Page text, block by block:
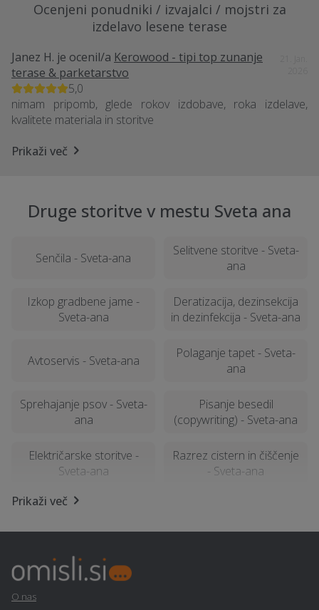
Ocenjeni ponudniki / izvajalci / mojstri za
izdelavo lesene terase
Janez H. je ocenil/a Kerowood - tipi top zunanje
terase & parketarstvo
5,0
nimam pripomb, glede rokov izdobave, roka izdelave,
kvalitete materiala in storitve
Prikaži več
Druge storitve v mestu Sveta ana
Senčila - Sveta-ana
Selitvene storitve - Sveta-
ana
Izkop gradbene jame -
Sveta-ana
Deratizacija, dezinsekcija
in dezinfekcija - Sveta-ana
Avtoservis - Sveta-ana
Polaganje tapet - Sveta-
ana
Sprehajanje psov - Sveta-
ana
Pisanje besedil
(copywriting) - Sveta-ana
Električarske storitve -
Sveta-ana
Razrez cistern in čiščenje
- Sveta-ana
Izdelava in montaža pulta
E-učenje na daljavo -
Sveta-ana
Prikaži več
O nas